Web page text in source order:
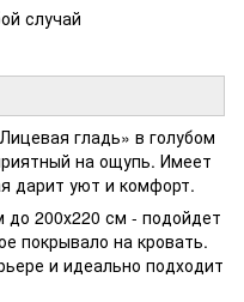
случай
гладь» в голубом
на ощупь. Имеет
дарит уют и комфорт.
до 200х220 см - подойдет
покрывало на кровать.
и идеально подходит